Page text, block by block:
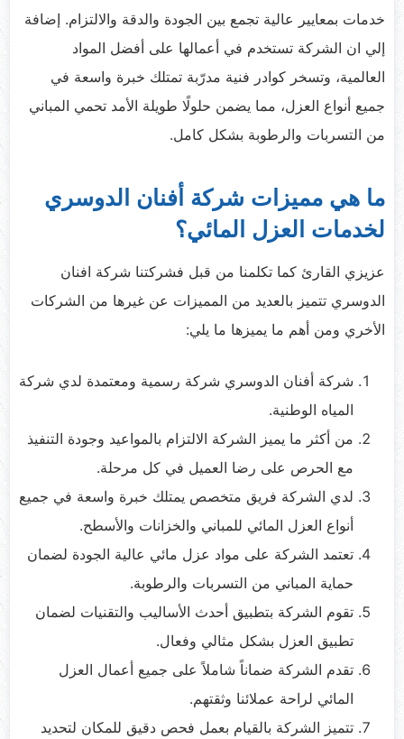
خدمات بمعايير عالية تجمع بين الجودة والدقة والالتزام. إضافة
إلي ان الشركة تستخدم في أعمالها على أفضل المواد
العالمية، وتسخر كوادر فنية مدرّبة تمتلك خبرة واسعة في
جميع أنواع العزل، مما يضمن حلولًا طويلة الأمد تحمي المباني
من التسربات والرطوبة بشكل كامل.
ما هي مميزات شركة أفنان الدوسري
لخدمات العزل المائي؟
عزيزي القارئ كما تكلمنا من قبل فشركتنا شركة افنان
الدوسري تتميز بالعديد من المميزات عن غيرها من الشركات
الأخري ومن أهم ما يميزها ما يلي:
شركة أفنان الدوسري شركة رسمية ومعتمدة لدي شركة
المياه الوطنية.
من أكثر ما يميز الشركة الالتزام بالمواعيد وجودة التنفيذ
مع الحرص على رضا العميل في كل مرحلة.
لدي الشركة فريق متخصص يمتلك خبرة واسعة في جميع
أنواع العزل المائي للمباني والخزانات والأسطح.
تعتمد الشركة على مواد عزل مائي عالية الجودة لضمان
حماية المباني من التسربات والرطوبة.
تقوم الشركة بتطبيق أحدث الأساليب والتقنيات لضمان
تطبيق العزل بشكل مثالي وفعال.
تقدم الشركة ضماناً شاملاً على جميع أعمال العزل
المائي لراحة عملائنا وثقتهم.
تتميز الشركة بالقيام بعمل فحص دقيق للمكان لتحديد